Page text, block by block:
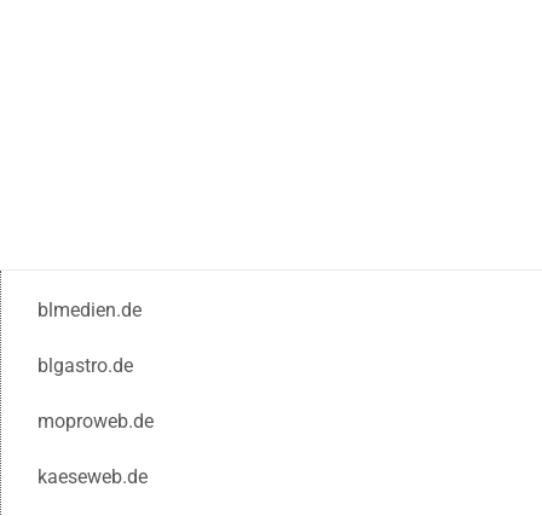
blmedien.de
blgastro.de
moproweb.de
kaeseweb.de